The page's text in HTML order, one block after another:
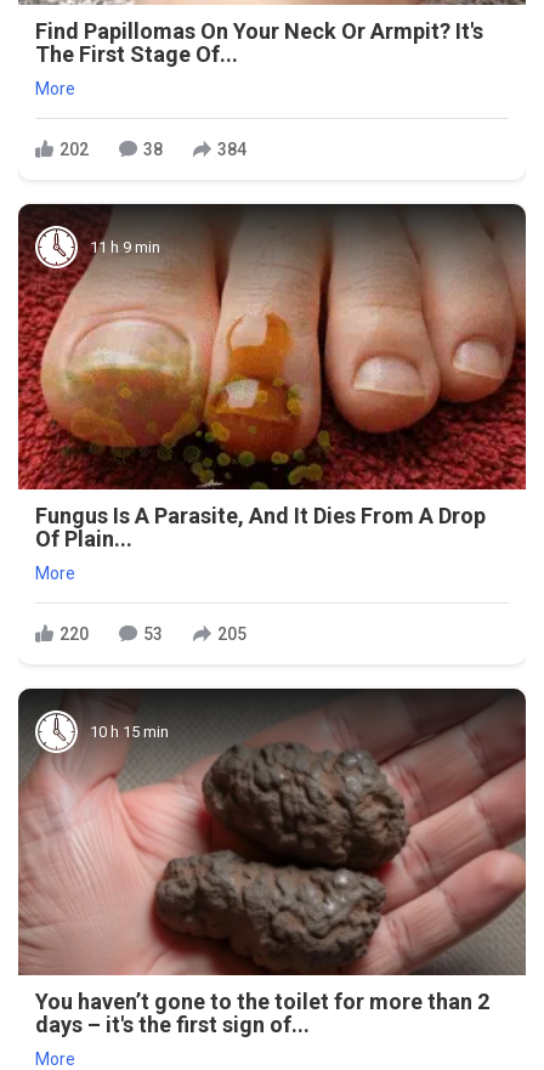
Find Papillomas On Your Neck Or Armpit? It's
The First Stage Of...
More
202 38 384
11 h 9 min
Fungus Is A Parasite, And It Dies From A Drop
Of Plain...
More
220 53 205
10 h 15 min
You haven’t gone to the toilet for more than 2
days – it's the first sign of...
More